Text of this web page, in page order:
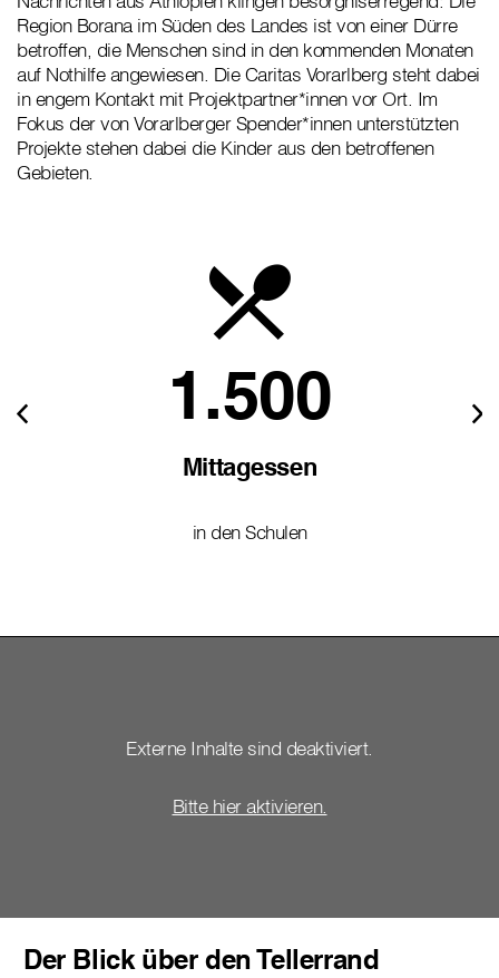
Region Borana im Süden des Landes ist von einer Dürre
betroffen, die Menschen sind in den kommenden Monaten
auf Nothilfe angewiesen. Die Caritas Vorarlberg steht dabei
in engem Kontakt mit Projektpartner*innen vor Ort. Im
Fokus der von Vorarlberger Spender*innen unterstützten
Projekte stehen dabei die Kinder aus den betroffenen
Gebieten.
1.500
Mittagessen
in den Schulen
Externe Inhalte sind deaktiviert.
Bitte hier aktivieren.
Der Blick über den Tellerrand